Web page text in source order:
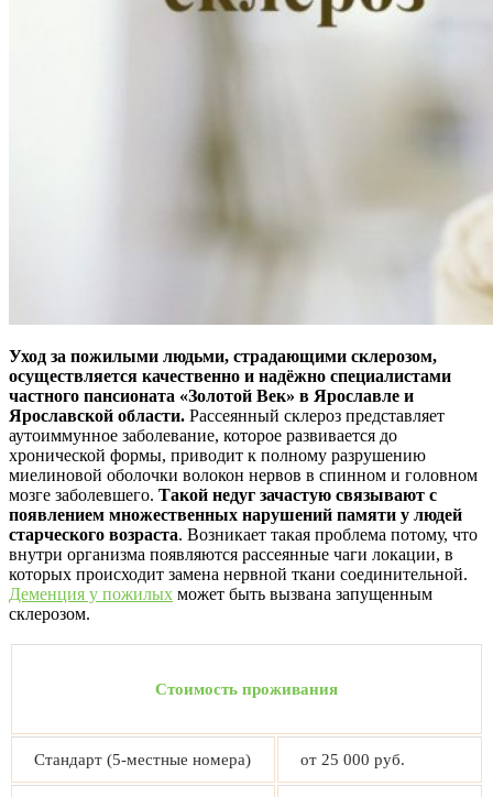
Уход за пожилыми людьми, страдающими склерозом,
осуществляется качественно и надёжно специалистами
частного пансионата «Золотой Век» в Ярославле и
Ярославской области. Рассеянный склероз представляет
аутоиммунное заболевание, которое развивается до
хронической формы, приводит к полному разрушению
миелиновой оболочки волокон нервов в спинном и головном
мозге заболевшего. Такой недуг зачастую связывают с
появлением множественных нарушений памяти у людей
старческого возраста. Возникает такая проблема потому, что
внутри организма появляются рассеянные чаги локации, в
которых происходит замена нервной ткани соединительной.
Деменция у пожилых может быть вызвана запущенным
склерозом.
Стоимость проживания
Стандарт (5-местные номера) от 25 000 руб.